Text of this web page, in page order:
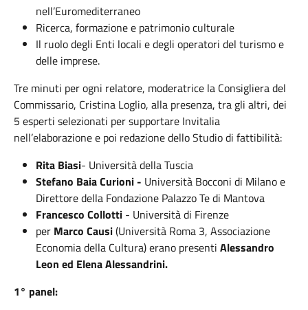
nell’Euromediterraneo
Ricerca, formazione e patrimonio culturale
Il ruolo degli Enti locali e degli operatori del turismo e
delle imprese.
Tre minuti per ogni relatore, moderatrice la Consigliera del
Commissario, Cristina Loglio, alla presenza, tra gli altri, dei
5 esperti selezionati per supportare Invitalia
nell’elaborazione e poi redazione dello Studio di fattibilità:
Rita Biasi- Università della Tuscia
Stefano Baia Curioni - Università Bocconi di Milano e
Direttore della Fondazione Palazzo Te di Mantova
Francesco Collotti - Università di Firenze
per Marco Causi(Università Roma 3, Associazione
Economia della Cultura) erano presenti Alessandro
Leon ed Elena Alessandrini.
1° panel: